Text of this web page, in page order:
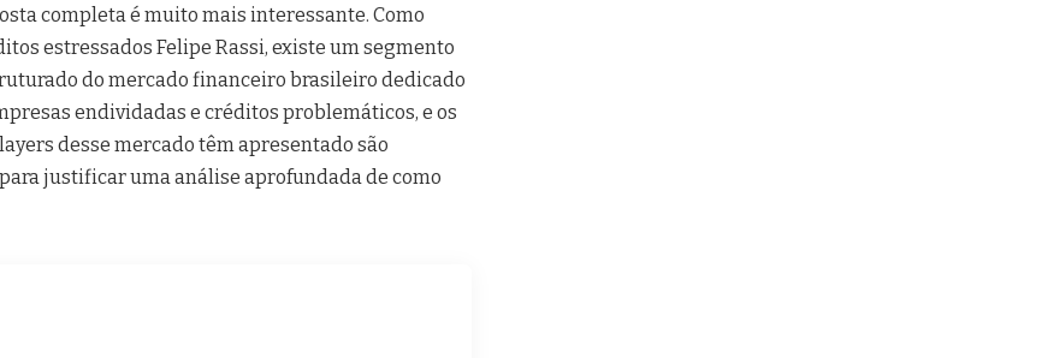
completa é muito mais interessante. Como
estressados Felipe Rassi, existe um segmento
do mercado financeiro brasileiro dedicado
endividadas e créditos problemáticos, e os
desse mercado têm apresentado são
justificar uma análise aprofundada de como